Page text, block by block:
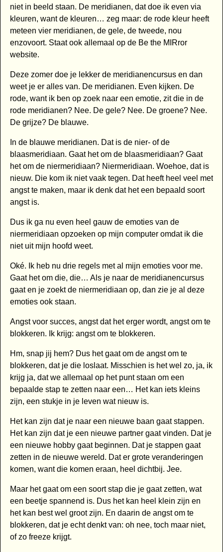
niet in beeld staan. De meridianen, dat doe ik even via
kleuren, want de kleuren… zeg maar: de rode kleur heeft
meteen vier meridianen, de gele, de tweede, nou
enzovoort. Staat ook allemaal op de Be the MIRror
website.
Deze zomer doe je lekker de meridianencursus en dan
weet je er alles van. De meridianen. Even kijken. De
rode, want ik ben op zoek naar een emotie, zit die in de
rode meridianen? Nee. De gele? Nee. De groene? Nee.
De grijze? De blauwe.
In de blauwe meridianen. Dat is de nier- of de
blaasmeridiaan. Gaat het om de blaasmeridiaan? Gaat
het om de niermeridiaan? Niermeridiaan. Woehoe, dat is
nieuw. Die kom ik niet vaak tegen. Dat heeft heel veel met
angst te maken, maar ik denk dat het een bepaald soort
angst is.
Dus ik ga nu even heel gauw de emoties van de
niermeridiaan opzoeken op mijn computer omdat ik die
niet uit mijn hoofd weet.
Oké. Ik heb nu drie regels met al mijn emoties voor me.
Gaat het om die, die… Als je naar de meridianencursus
gaat en je zoekt de niermeridiaan op, dan zie je al deze
emoties ook staan.
Angst voor succes, angst dat het erger wordt, angst om te
blokkeren. Ik krijg: angst om te blokkeren.
Hm, snap jij hem? Dus het gaat om de angst om te
blokkeren, dat je die loslaat. Misschien is het wel zo, ja, ik
krijg ja, dat we allemaal op het punt staan om een
bepaalde stap te zetten naar een… Het kan iets kleins
zijn, een stukje in je leven wat nieuw is.
Het kan zijn dat je naar een nieuwe baan gaat stappen.
Het kan zijn dat je een nieuwe partner gaat vinden. Dat je
een nieuwe hobby gaat beginnen. Dat je stappen gaat
zetten in de nieuwe wereld. Dat er grote veranderingen
komen, want die komen eraan, heel dichtbij. Jee.
Maar het gaat om een soort stap die je gaat zetten, wat
een beetje spannend is. Dus het kan heel klein zijn en
het kan best wel groot zijn. En daarin de angst om te
blokkeren, dat je echt denkt van: oh nee, toch maar niet,
of zo freeze krijgt.